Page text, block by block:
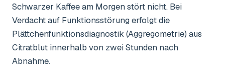
Schwarzer Kaffee am Morgen stört nicht. Bei
Verdacht auf Funktionsstörung erfolgt die
Plättchenfunktionsdiagnostik (Aggregometrie) aus
Citratblut innerhalb von zwei Stunden nach
Abnahme.